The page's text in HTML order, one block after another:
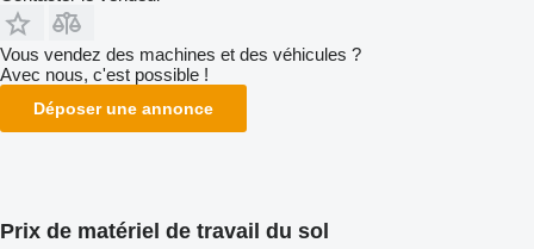
Vous vendez des machines et des véhicules ?
Avec nous, c'est possible !
Déposer une annonce
Prix de matériel de travail du sol